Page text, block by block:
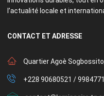
l’actualité locale et
CONTACT ET ADRESSE
Quartier Agoè
+228 90680521 /